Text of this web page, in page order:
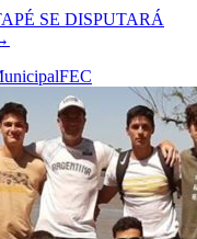
SE DISPUTARÁ
FEC